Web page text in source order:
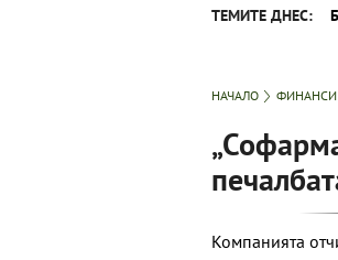
ТЕМИТЕ ДНЕС:
НАЧАЛО ФИНАНСИ
Компанията